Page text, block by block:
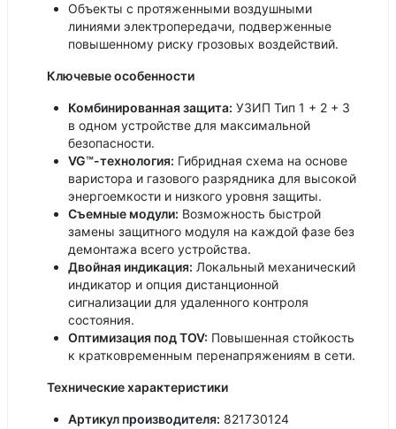
Объекты с протяженными воздушными
линиями электропередачи, подверженные
повышенному риску грозовых воздействий.
Ключевые особенности
Комбинированная защита: УЗИП Тип 1 + 2 + 3
в одном устройстве для максимальной
безопасности.
VG™-технология: Гибридная схема на основе
варистора и газового разрядника для высокой
энергоемкости и низкого уровня защиты.
Съемные модули: Возможность быстрой
замены защитного модуля на каждой фазе без
демонтажа всего устройства.
Двойная индикация: Локальный механический
индикатор и опция дистанционной
сигнализации для удаленного контроля
состояния.
Оптимизация под TOV: Повышенная стойкость
к кратковременным перенапряжениям в сети.
Технические характеристики
Артикул производителя: 821730124